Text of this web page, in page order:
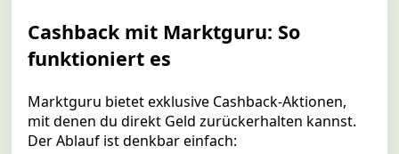
Cashback mit Marktguru: So
funktioniert es
Marktguru bietet exklusive Cashback-Aktionen,
mit denen du direkt Geld zurückerhalten kannst.
Der Ablauf ist denkbar einfach: